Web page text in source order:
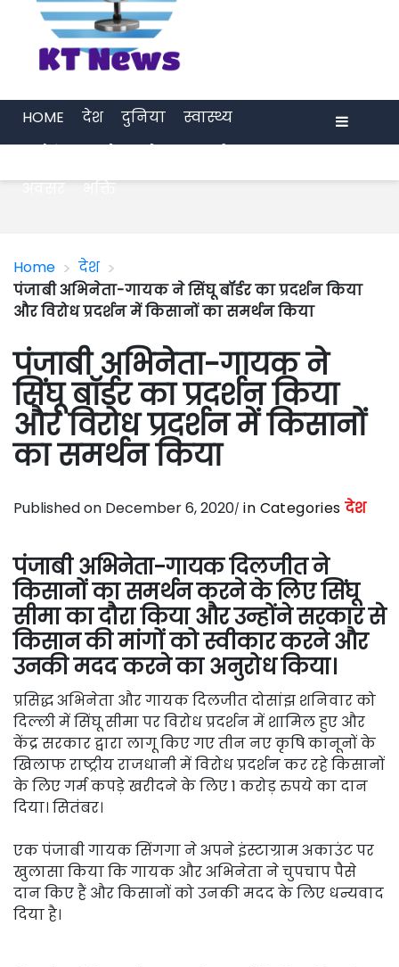
HOME देश दुनिया
स्वास्थ्य
अवसर
भक्ति
Home > देश >
पंजाबी अभिनेता-गायक ने सिंघू बॉर्डर का प्रदर्शन किया
और विरोध प्रदर्शन में किसानों का समर्थन किया
पंजाबी अभिनेता-गायक ने
सिंघू बॉर्डर का प्रदर्शन किया
और विरोध प्रदर्शन में किसानों
का समर्थन किया
Published on December 6, 2020 in Categories देश
पंजाबी अभिनेता-गायक दिलजीत ने
किसानों का समर्थन करने के लिए सिंघू
सीमा का दौरा किया और उन्होंने सरकार से
किसान की मांगों को स्वीकार करने और
उनकी मदद करने का अनुरोध किया।
प्रसिद्ध अभिनेता और गायक दिलजीत दोसांझ शनिवार को
दिल्ली में सिंघू सीमा पर विरोध प्रदर्शन में शामिल हुए और
केंद्र सरकार द्वारा लागू किए गए तीन नए कृषि कानूनों के
खिलाफ राष्ट्रीय राजधानी में विरोध प्रदर्शन कर रहे किसानों
के लिए गर्म कपड़े खरीदने के लिए 1 करोड़ रुपये का दान
दिया। सितंबर।
एक पंजाबी गायक सिंगगा ने अपने इंस्टाग्राम अकाउंट पर
खुलासा किया कि गायक और अभिनेता ने चुपचाप पैसे
दान किए हैं और किसानों को उनकी मदद के लिए धन्यवाद
दिया है।